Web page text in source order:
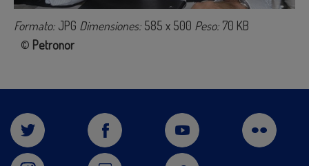
Formato: JPG Dimensiones: 585 x 500 Peso: 70 KB
© Petronor